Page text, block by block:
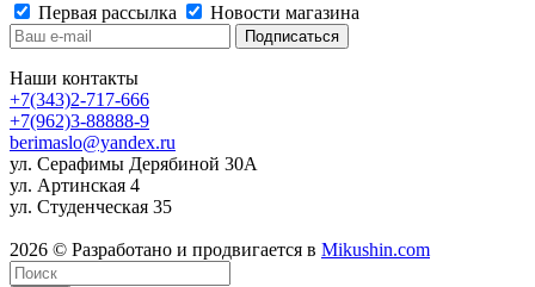
Первая рассылка
Новости магазина
Наши контакты
+7(343)2-717-666
+7(962)3-88888-9
berimaslo@yandex.ru
ул. Серафимы Дерябиной 30А
ул. Артинская 4
ул. Студенческая 35
2026 © Разработано и продвигается в Mikushin.com